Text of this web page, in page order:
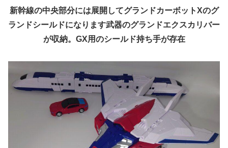
新幹線の中央部分には展開してグランドカーボットXのグ
ランドシールドになります武器のグランドエクスカリバー
が収納。GX用のシールド持ち手が存在